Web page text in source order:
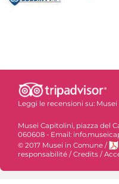
Leggi le recensioni su:
Musei Capitolini, piazza del
060608 - Email:
© 2017 Musei in Comune /
responsabilité /Credits /